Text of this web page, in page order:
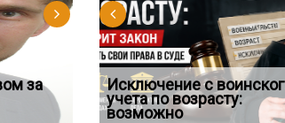
Документи, на яких не
проставляється апостиль:
пер
за Переоформлення
відстрочки за іншою
підставою: нов
у Исключение с
учета по возрасту:
возможно
Восьмий ААС
підтвердив, що
скас